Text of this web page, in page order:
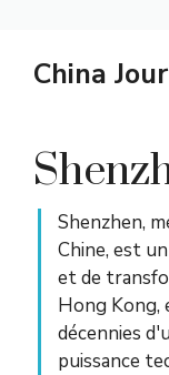
China
Shenzhen,
Chine, est
et de
Hong Kong,
décennies
puissance